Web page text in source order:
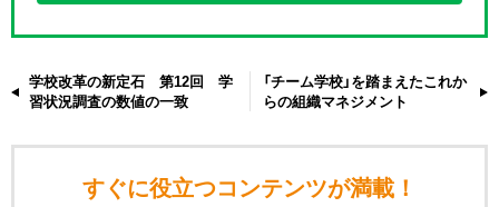
学校改革の新定石 第12回 学
習状況調査の数値の一致
「チーム学校」を踏まえたこれか
らの組織マネジメント
すぐに役立つコンテンツが満載！